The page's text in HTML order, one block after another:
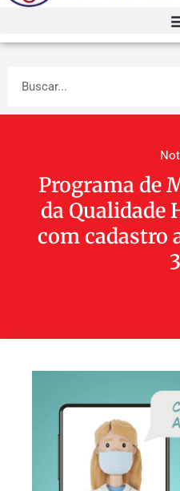
Programa de
da Qualidade
com cadastro